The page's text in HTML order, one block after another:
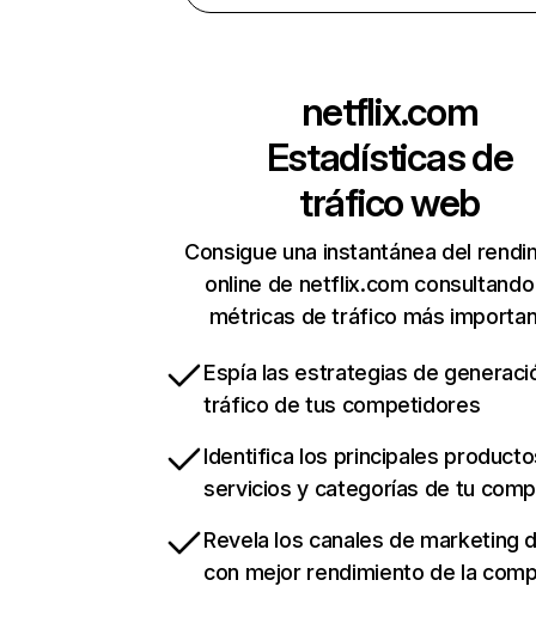
netflix.com
Estadísticas de
tráfico web
Consigue una instantánea del
online de netflix.com
métricas de tráfico más
Espía las estrategias de
tráfico de tus competidores
Identifica los principales
servicios y categorías de tu
Revela los canales de marketing
con mejor rendimiento de la